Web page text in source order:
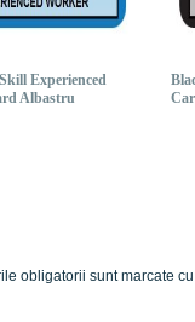
Experienced
Albastru
obligatorii sunt marcate cu